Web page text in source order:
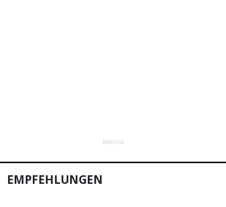
ANZEIGE
EMPFEHLUNGEN